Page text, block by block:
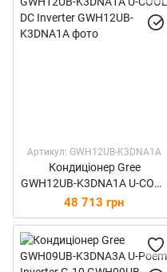
Артикул: GWH12UB-K3DNA1A
Кондиціонер Gree
GWH12UB-K3DNA1A U-COOL
DC Inverter
48 713 грн